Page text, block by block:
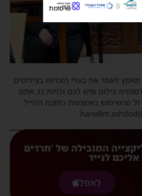
מאמץ לאתר את בעלי הזכויות בצילומים
צילום שיש לכם זכויות בו, אתם
מהשימוש באמצעות כתובת המייל:
המובילה של 'חרדים
לנייד
לאפל
פרסומת